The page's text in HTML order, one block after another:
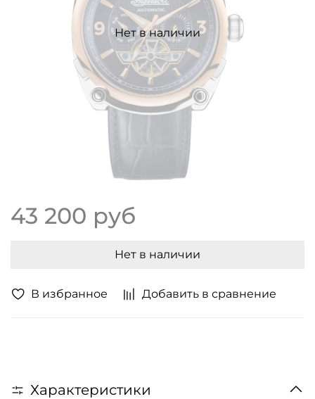
В избранное Добавить в сравнение
Нет в наличии
43 200 руб
Нет в наличии
Характеристики